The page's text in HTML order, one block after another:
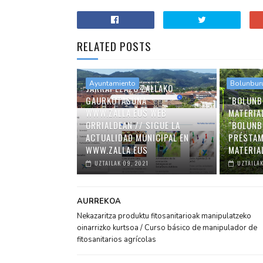
RELATED POSTS
Ayuntamiento
JARRAI EZAZU ZALLAKO
GAURKOTASUNA
WWW.ZALLA.EUS WEB
ORRIALDEAN // SIGUE LA
ACTUALIDAD MUNICIPAL EN
WWW.ZALLA.EUS
UZTAILAK 09, 2021
AURREKOA
Nekazaritza produktu fitosanitarioak manipulatzeko
oinarrizko kurtsoa / Curso básico de manipulador de
fitosanitarios agrícolas